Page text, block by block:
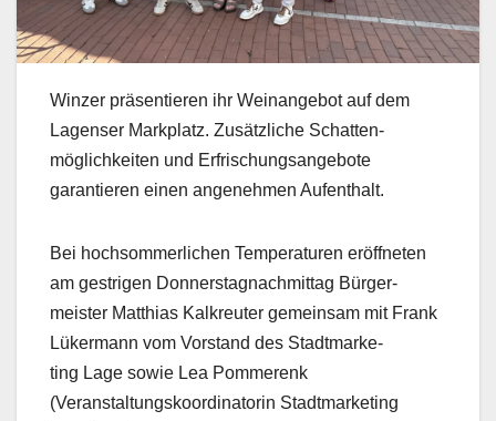
Winzer präsentieren ihr Weinangebot auf dem
Lagenser Markplatz. Zusätzliche Schatten-
möglichkeiten und Erfrischungsangebote
garantieren einen angenehmen Aufenthalt.
Bei hochsommerlichen Temperaturen eröffneten
am gestrigen Donnerstagnachmittag Bürger-
meister Matthias Kalkreuter gemeinsam mit Frank
Lükermann vom Vorstand des Stadtmarke-
ting Lage sowie Lea Pommerenk
(Veranstaltungskoordinatorin Stadtmarketing